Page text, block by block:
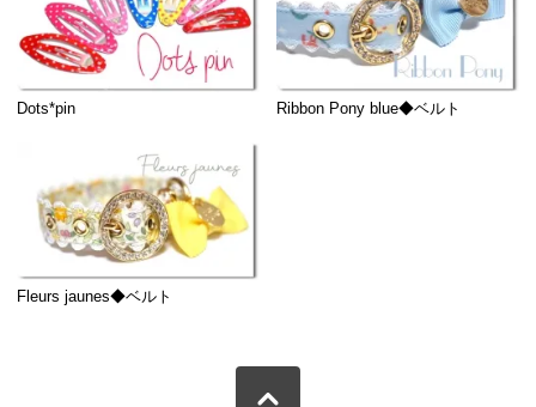
Dots*pin Ribbon Pony blue◆ベルト
Fleurs jaunes◆ベルト